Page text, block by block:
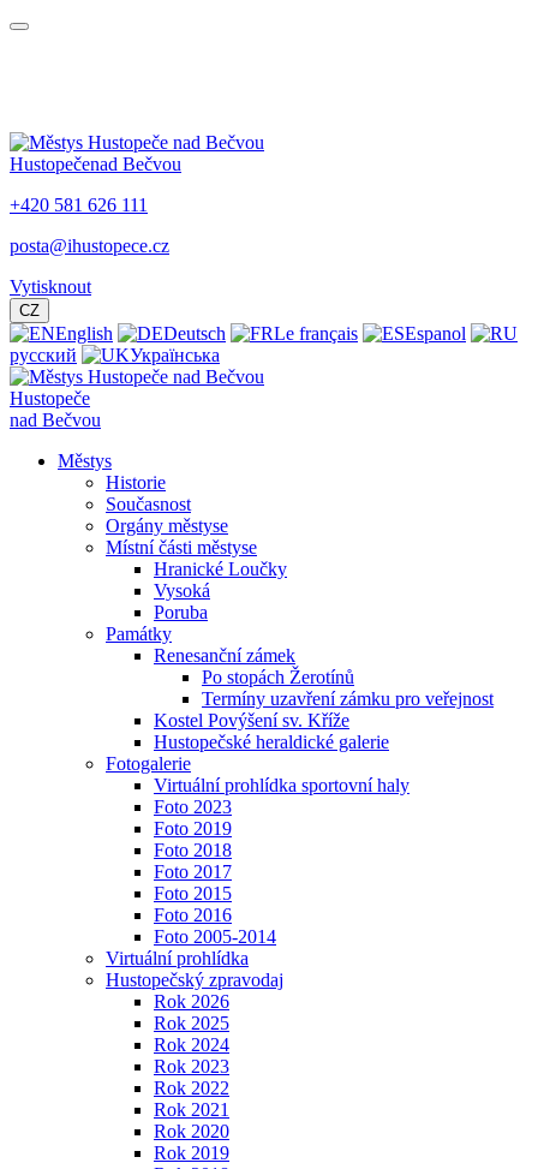
Hustopečenad Bečvou
+420 581 626 111
posta@ihustopece.cz
Vytisknout
CZ
English Deutsch Le français
Espanol
русский
Українська
Hustopeče
nad Bečvou
Městys
Historie
Současnost
Orgány městyse
Místní části městyse
Hranické Loučky
Vysoká
Poruba
Památky
Renesanční zámek
Po stopách Žerotínů
Termíny uzavření zámku pro veřejnost
Kostel Povýšení sv. Kříže
Hustopečské heraldické galerie
Fotogalerie
Virtuální prohlídka sportovní haly
Foto 2023
Foto 2019
Foto 2018
Foto 2017
Foto 2015
Foto 2016
Foto 2005-2014
Virtuální prohlídka
Hustopečský zpravodaj
Rok 2026
Rok 2025
Rok 2024
Rok 2023
Rok 2022
Rok 2021
Rok 2020
Rok 2019